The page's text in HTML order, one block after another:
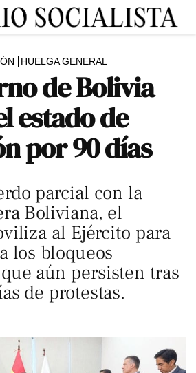
HUELGA GENERAL
de Bolivia
estado de
por 90 días
parcial con la
Boliviana, el
al Ejército para
los bloqueos
aún persisten tras
de protestas.